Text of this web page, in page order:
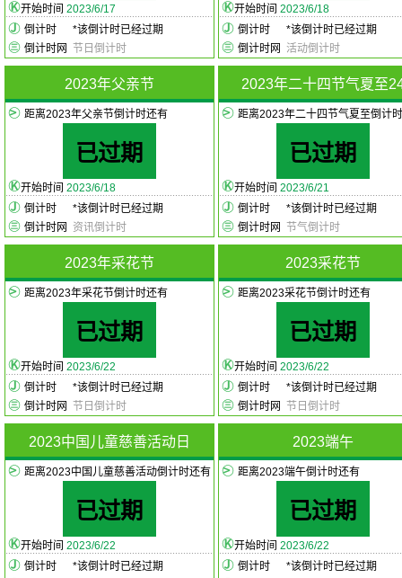
开始时间 2023/6/17
倒计时
*该倒计时已经过期
倒计时网
节日倒计时
开始时间 2023/6/18
倒计时
*该倒计时已经过期
倒计时网 活动倒计时
2023年父亲节
距离2023年父亲节倒计时还有
已过期
开始时间 2023/6/18
倒计时
*该倒计时已经过期
倒计时网
资讯倒计时
2023年二十四节气夏至
距离2023年二十四节气夏至倒计
已过期
开始时间 2023/6/21
倒计时
*该倒计时已经过期
倒计时网
节气倒计时
2023年采花节
距离2023年采花节倒计时还有
已过期
开始时间 2023/6/22
倒计时
*该倒计时已经过期
倒计时网
节日倒计时
2023采花节
距离2023采花节倒计时还有
已过期
开始时间 2023/6/22
倒计时
*该倒计时已经过期
倒计时网
节日倒计时
2023中国儿童慈善活动日
距离2023中国儿童慈善活动倒计时还有
已过期
开始时间 2023/6/22
倒计时
*该倒计时已经过期
2023端午
距离2023端午倒计时还有
已过期
开始时间 2023/6/22
倒计时
*该倒计时已经过期